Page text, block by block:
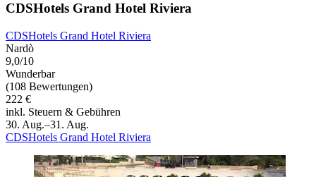
CDSHotels Grand Hotel Riviera
CDSHotels Grand Hotel Riviera
Nardò
9,0/10
Wunderbar
(108 Bewertungen)
222 €
inkl. Steuern & Gebühren
30. Aug.–31. Aug.
CDSHotels Grand Hotel Riviera